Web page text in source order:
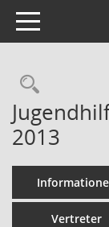
Toggle navigation
2013
Vertreter